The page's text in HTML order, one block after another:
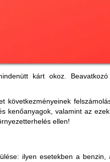
kárt okoz.
kenőanyagok, valamint az
ellen!
ilyen esetekben a